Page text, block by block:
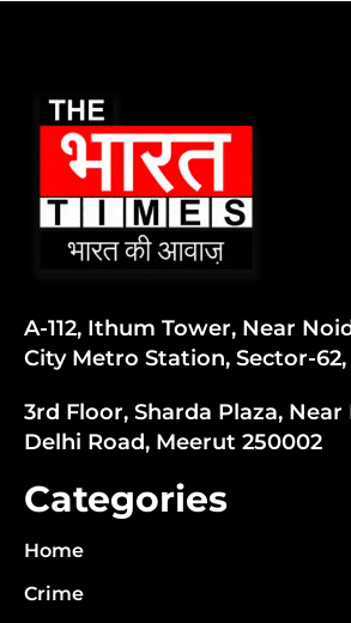
A-112, Ithum Tower, Near
City Metro Station, Sector-62,
3rd Floor, Sharda Plaza,
Delhi Road, Meerut 250002
Categories
Home
Crime